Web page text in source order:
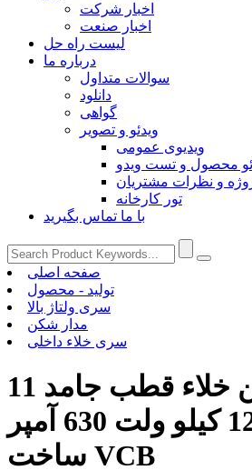
اخبار شرکت
اخبار صنعت
لیست راه حل
درباره ما
سوالات متداول
دانلود
گواهی
ویدئو و تصویر
ویدیوی عمومی
محصول و تست ویدو
و نظرات مشتریان
تور کارخانه
با ما تماس بگیرید
صفحه اصلی
تولید - محصول
سری ولتاژ بالا
مدار شکن
سری خلاء داخلی
مدار شکن خلاء قطب جامد 11
کیلو ولت 12 کیلو ولت 630 آمپر
ساخت VCB